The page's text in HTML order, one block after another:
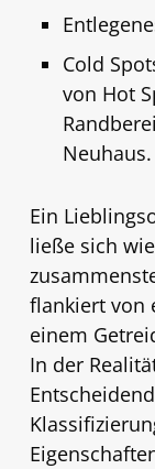
Cold
von Hot
Neuhaus.
Ein
ließe sich
flankiert von
einem
In der